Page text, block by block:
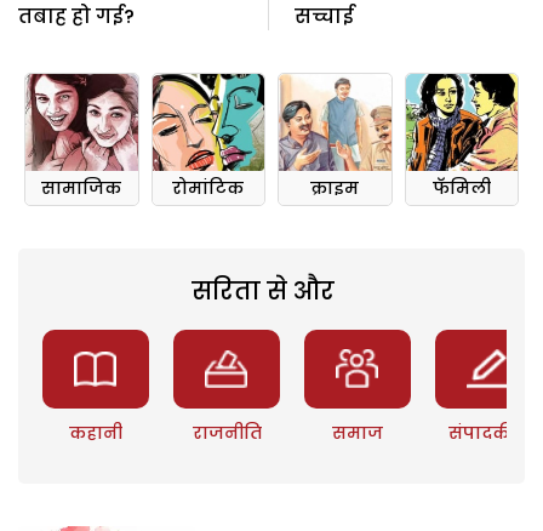
तबाह हो गई?
सच्चाई
सामाजिक रोमांटिक क्राइम फॅमिली
सरिता से और
कहानी राजनीति समाज संपादकीय